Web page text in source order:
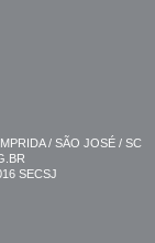
/ SÃO JOSÉ / SC
SECSJ